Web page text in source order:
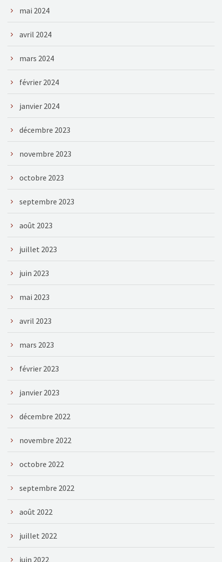
mai 2024
avril 2024
mars 2024
février 2024
janvier 2024
décembre 2023
novembre 2023
octobre 2023
septembre 2023
août 2023
juillet 2023
juin 2023
mai 2023
avril 2023
mars 2023
février 2023
janvier 2023
décembre 2022
novembre 2022
octobre 2022
septembre 2022
août 2022
juillet 2022
juin 2022